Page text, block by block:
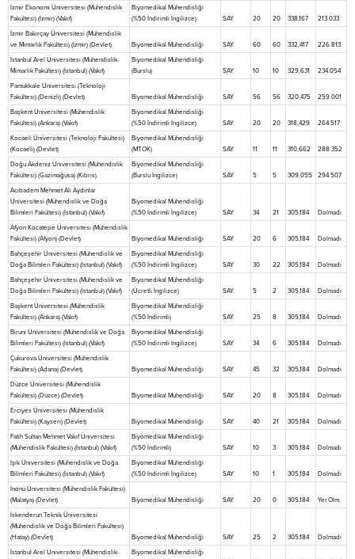
İzmir Ekonomi Üniversitesi (Mühendislik
Fakültesi) (İzmir) (Vakıf)
Biyomedikal Mühendisliği
(%50 İndirimli İngilizce)
SAY 20 20 338,167 213.033
İzmir Bakırçay Üniversitesi (Mühendislik
ve Mimarlık Fakültesi) (İzmir) (Devlet)
Biyomedikal Mühendisliği SAY 60 60 332,417 226.813
İstanbul Arel Üniversitesi (Mühendislik-
Mimarlık Fakültesi) (İstanbul) (Vakıf)
Biyomedikal Mühendisliği
(Burslu)
SAY 10 10 329,631 234.054
Pamukkale Üniversitesi (Teknoloji
Fakültesi) (Denizli) (Devlet)
Biyomedikal Mühendisliği SAY 56 56 320,475 259.001
Başkent Üniversitesi (Mühendislik
Fakültesi) (Ankara) (Vakıf)
Biyomedikal Mühendisliği
(%50 İndirimli İngilizce)
SAY 20 20 318,429 264.517
Kocaeli Üniversitesi (Teknoloji Fakültesi)
(Kocaeli) (Devlet)
Biyomedikal Mühendisliği
(MTOK)
SAY 11 11 310,662 288.352
Doğu Akdeniz Üniversitesi (Mühendislik
Fakültesi) (Gazimağusa) (Kıbrıs)
Biyomedikal Mühendisliği
(Burslu İngilizce)
SAY 5 5 309,055 294.507
Acıbadem Mehmet Ali Aydınlar
Üniversitesi (Mühendislik ve Doğa
Bilimleri Fakültesi) (İstanbul) (Vakıf)
Biyomedikal Mühendisliği
(%50 İndirimli İngilizce)
SAY 34 21 305,184 Dolmadı
Afyon Kocatepe Üniversitesi (Mühendislik
Fakültesi) (Afyon) (Devlet)
Biyomedikal Mühendisliği SAY 20 6 305,184 Dolmadı
Bahçeşehir Üniversitesi (Mühendislik ve
Doğa Bilimleri Fakültesi) (İstanbul) (Vakıf)
Biyomedikal Mühendisliği
(%50 İndirimli İngilizce)
SAY 30 22 305,184 Dolmadı
Bahçeşehir Üniversitesi (Mühendislik ve
Doğa Bilimleri Fakültesi) (İstanbul) (Vakıf)
Biyomedikal Mühendisliği
(Ücretli İngilizce)
SAY 5 2 305,184 Dolmadı
Başkent Üniversitesi (Mühendislik
Fakültesi) (Ankara) (Vakıf)
Biyomedikal Mühendisliği
(%50 İndirimli)
SAY 25 8 305,184 Dolmadı
Biruni Üniversitesi (Mühendislik ve Doğa
Bilimleri Fakültesi) (İstanbul) (Vakıf)
Biyomedikal Mühendisliği
(%50 İndirimli İngilizce)
SAY 34 6 305,184 Dolmadı
Çukurova Üniversitesi (Mühendislik
Fakültesi) (Adana) (Devlet)
Biyomedikal Mühendisliği SAY 45 32 305,184 Dolmadı
Düzce Üniversitesi (Mühendislik
Fakültesi) (Düzce) (Devlet)
Biyomedikal Mühendisliği SAY 20 8 305,184 Dolmadı
Erciyes Üniversitesi (Mühendislik
Fakültesi) (Kayseri) (Devlet)
Biyomedikal Mühendisliği SAY 40 21 305,184 Dolmadı
Fatih Sultan Mehmet Vakıf Üniversitesi
(Mühendislik Fakültesi) (İstanbul) (Vakıf)
Biyomedikal Mühendisliği
(%50 İndirimli)
SAY 10 3 305,184 Dolmadı
Işık Üniversitesi (Mühendislik ve Doğa
Bilimleri Fakültesi) (İstanbul) (Vakıf)
Biyomedikal Mühendisliği
(%50 İndirimli İngilizce)
SAY 10 1 305,184 Dolmadı
İnönü Üniversitesi (Mühendislik Fakültesi)
(Malatya) (Devlet)
Biyomedikal Mühendisliği SAY 20 0 305,184 Yer.Olm.
İskenderun Teknik Üniversitesi
(Mühendislik ve Doğa Bilimleri Fakültesi)
(Hatay) (Devlet)
Biyomedikal Mühendisliği SAY 25 2 305,184 Dolmadı
İstanbul Arel Üniversitesi (Mühendislik-
Biyomedikal Mühendisliği